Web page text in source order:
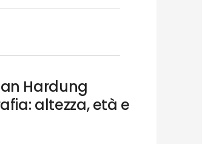
Hardung
altezza, età e